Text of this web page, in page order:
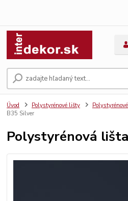
Úvod Polystyrénové lišty
B35 Silver
Polystyrénová